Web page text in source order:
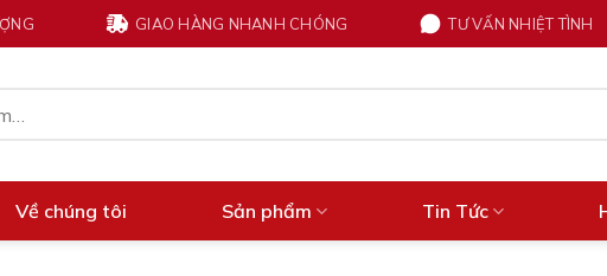
GIAO HÀNG NHANH CHÓNG TƯ VẤN NHIỆT TÌNH
Về chúng tôi Sản phẩm Tin Tức